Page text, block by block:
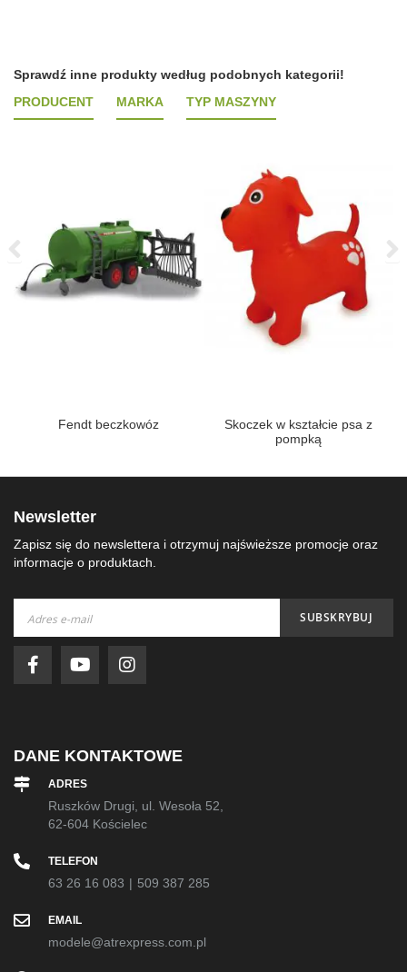
Sprawdź inne produkty według podobnych kategorii!
PRODUCENT
MARKA TYP MASZYNY
Fendt beczkowóz
Skoczek w kształcie psa z
pompką
Newsletter
Zapisz się do newslettera i otrzymuj najświeższe promocje oraz
informacje o produktach.
nasz
newsletter:
SUBSKRYBUJ
DANE KONTAKTOWE
ADRES
Ruszków Drugi, ul. Wesoła 52,
62-604 Kościelec
TELEFON
63 26 16 083 | 509 387 285
EMAIL
modele@atrexpress.com.pl